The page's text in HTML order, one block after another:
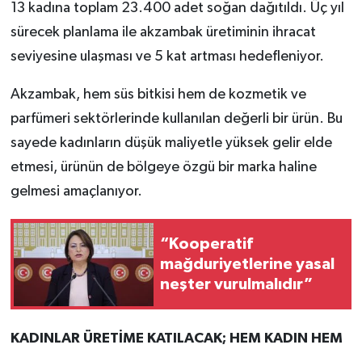
13 kadına toplam 23.400 adet soğan dağıtıldı. Üç yıl
sürecek planlama ile akzambak üretiminin ihracat
seviyesine ulaşması ve 5 kat artması hedefleniyor.
Akzambak, hem süs bitkisi hem de kozmetik ve
parfümeri sektörlerinde kullanılan değerli bir ürün. Bu
sayede kadınların düşük maliyetle yüksek gelir elde
etmesi, ürünün de bölgeye özgü bir marka haline
gelmesi amaçlanıyor.
“Kooperatif
mağduriyetlerine yasal
neşter vurulmalıdır”
KADINLAR ÜRETİME KATILACAK; HEM KADIN HEM